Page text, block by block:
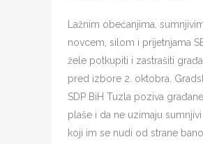
Lažnim obećanjima,
novcem, silom i prijetnjama
žele potkupiti i zastrašiti
pred izbore 2. oktobra.
SDP BiH Tuzla poziva
plaše i da ne uzimaju
koji im se nudi od strane